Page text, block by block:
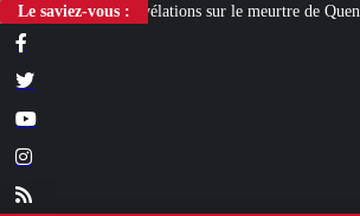
Le saviez-vous :
le meurtre de Quentin commis par des antifas